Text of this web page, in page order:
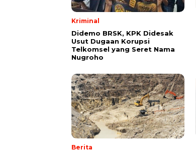
Kriminal
Didemo BRSK, KPK Didesak
Usut Dugaan Korupsi
Telkomsel yang Seret Nama
Nugroho
Berita